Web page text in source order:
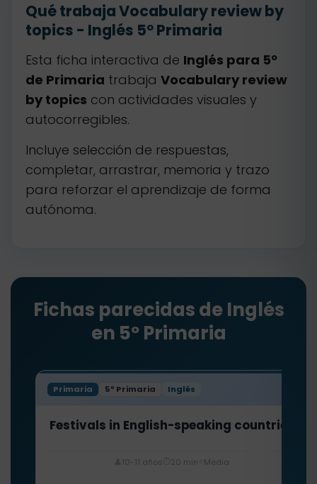
Qué trabaja Vocabulary review by
topics - Inglés 5º Primaria
Esta ficha interactiva de Inglés para 5º
de Primaria trabaja Vocabulary review
by topics con actividades visuales y
autocorregibles.
Incluye selección de respuestas,
completar, arrastrar, memoria y trazo
para reforzar el aprendizaje de forma
autónoma.
Fichas parecidas de Inglés
en 5º Primaria
Primaria 5º Primaria Inglés
Festivals in English-speaking countries
10-11 años 20 min Media